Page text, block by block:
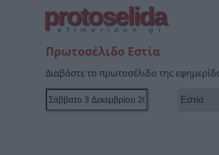
protoselida
efimeridon.gr
Πρωτοσέλιδο Εστία
Διαβάστε το πρωτοσέλιδο της